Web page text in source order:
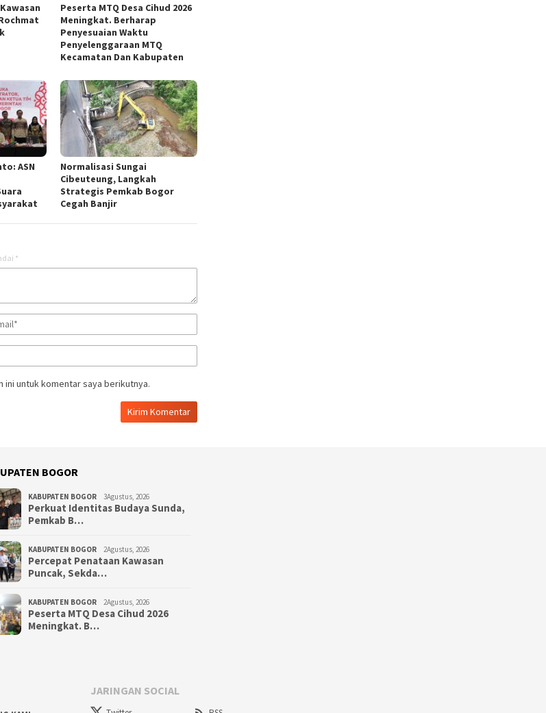
Peserta MTQ Desa Cihud 2026
Meningkat. Berharap
Penyesuaian Waktu
Penyelenggaraan MTQ
Kecamatan Dan Kabupaten ‎
ASN
Normalisasi Sungai
Cibeuteung, Langkah
Strategis Pemkab Bogor
Cegah Banjir
*
ini untuk komentar saya berikutnya.
BOGOR
KABUPATEN BOGOR 3Agustus, 2026
Perkuat Identitas Budaya Sunda,
Pemkab B…
KABUPATEN BOGOR 2Agustus, 2026
‎Percepat Penataan Kawasan
Puncak, Sekda…
KABUPATEN BOGOR 2Agustus, 2026
Peserta MTQ Desa Cihud 2026
Meningkat. B…
JARINGAN SOCIAL